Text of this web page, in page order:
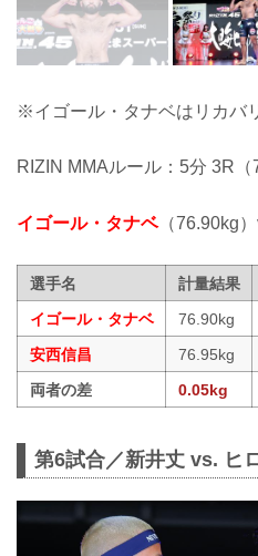
※イゴール・タナベはリカバ
RIZIN MMAルール：5分 3R（
イゴール・タナベ（76.90kg
選手名 計量結果
イゴール・タナベ
76.90kg
安西信昌
76.95kg
両者の差
0.05kg
第6試合／新井丈 vs. ヒ